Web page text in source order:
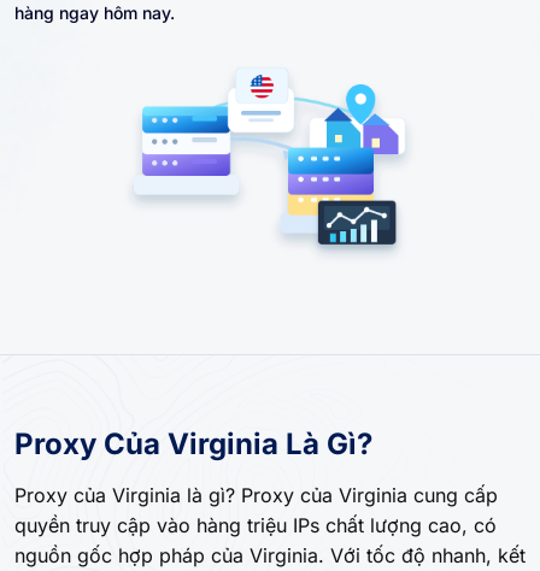
hàng ngay hôm nay.
Proxy Của Virginia Là Gì?
Proxy của Virginia là gì? Proxy của Virginia cung cấp
quyền truy cập vào hàng triệu IPs chất lượng cao, có
nguồn gốc hợp pháp của Virginia. Với tốc độ nhanh, kết